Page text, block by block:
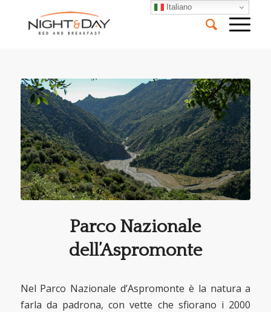
Parco Nazionale
dell’Aspromonte
Nel Parco Nazionale d’Aspromonte è la natura a
farla da padrona, con vette che sfiorano i 2000
Italiano